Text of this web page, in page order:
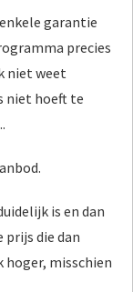
garantie
precies
niet weet
niet hoeft te
is en dan
prijs die dan
hoger, misschien